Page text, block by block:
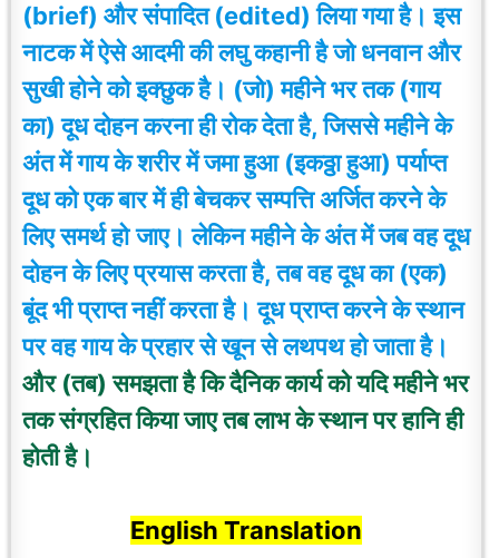
(brief) और संपादित (edited) लिया गया है। इस
नाटक में ऐसे आदमी की लघु कहानी है जो धनवान और
सुखी होने को इक्छुक है। (जो) महीने भर तक (गाय
का) दूध दोहन करना ही रोक देता है, जिससे महीने के
अंत में गाय के शरीर में जमा हुआ (इकठ्ठा हुआ) पर्याप्त
दूध को एक बार में ही बेचकर सम्पत्ति अर्जित करने के
लिए समर्थ हो जाए। लेकिन महीने के अंत में जब वह दूध
दोहन के लिए प्रयास करता है, तब वह दूध का (एक)
बूंद भी प्राप्त नहीं करता है। दूध प्राप्त करने के स्थान
पर वह गाय के प्रहार से खून से लथपथ हो जाता है।
और (तब) समझता है कि दैनिक कार्य को यदि महीने भर
तक संग्रहित किया जाए तब लाभ के स्थान पर हानि ही
होती है।
English Translation